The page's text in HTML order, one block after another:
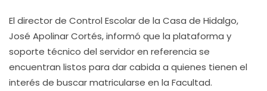
El director de Control Escolar de la Casa de Hidalgo,
José Apolinar Cortés, informó que la plataforma y
soporte técnico del servidor en referencia se
encuentran listos para dar cabida a quienes tienen el
interés de buscar matricularse en la Facultad.